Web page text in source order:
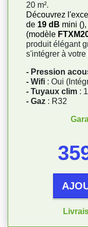
20 m².
Découvrez
de 19 dB mini
(modèle
produit élégant
s'intégrer à votre
- Pression
- Wifi : Oui
- Tuyaux clim :
- Gaz : R32